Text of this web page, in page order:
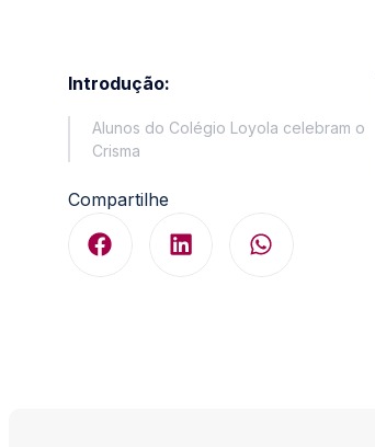
Introdução:
Alunos do Colégio Loyola celebram o
Crisma
Compartilhe